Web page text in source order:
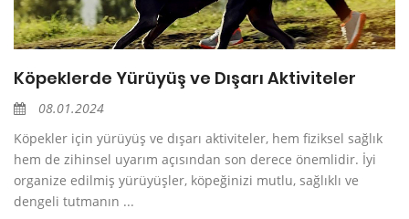
Köpeklerde Yürüyüş ve Dışarı Aktiviteler
08.01.2024
Köpekler için yürüyüş ve dışarı aktiviteler, hem fiziksel sağlık
hem de zihinsel uyarım açısından son derece önemlidir. İyi
organize edilmiş yürüyüşler, köpeğinizi mutlu, sağlıklı ve
dengeli tutmanın ...